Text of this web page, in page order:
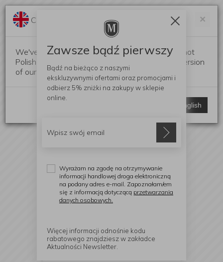
×
Change language?
We've detected that your browser language is not
Polish. Would you like to switch to the English version
of our website?
Switch to English
Zawsze bądź pierwszy
Bądź na bieżąco z naszymi
ekskluzywnymi ofertami oraz promocjami i
odbierz 5% zniżki na zakupy w sklepie
online.
Wyrażam na zgodę na otrzymywanie
informacji handlowej droga elektroniczną
na podany adres e-mail. Zapoznałam/em
się z informacją dotyczącą przetwarzania
danych osobowych.
Więcej informacji odnośnie kodu
rabatowego znajdziesz w zakładce
Aktualności Newsletter.